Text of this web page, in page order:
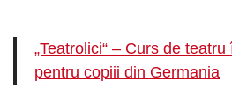
„Teatrolici“ – Curs de
pentru copiii din Germania